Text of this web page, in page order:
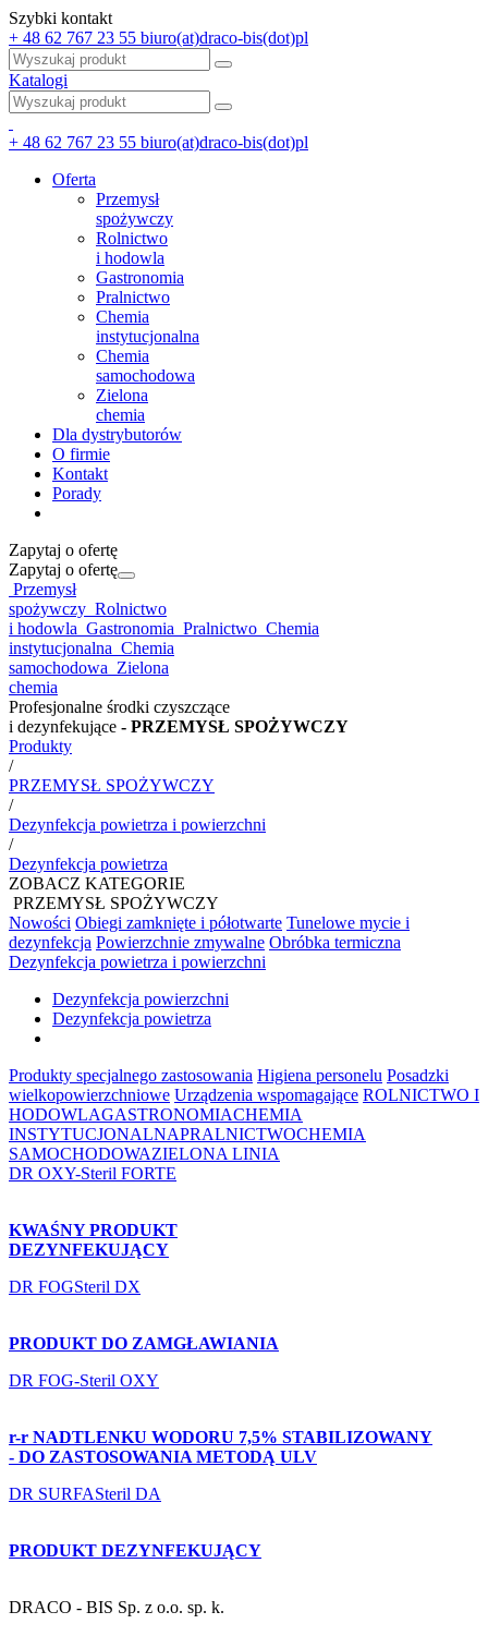
Szybki kontakt
+ 48 62 767 23 55 biuro(at)draco-bis(dot)pl
Katalogi
+ 48 62 767 23 55 biuro(at)draco-bis(dot)pl
Oferta
Przemysł
spożywczy
Rolnictwo
i hodowla
Gastronomia
Pralnictwo
Chemia
instytucjonalna
Chemia
samochodowa
Zielona
chemia
Dla dystrybutorów
O firmie
Kontakt
Porady
Zapytaj o ofertę
Zapytaj o ofertę
Przemysł
spożywczy Rolnictwo
i hodowla Gastronomia Pralnictwo Chemia
instytucjonalna Chemia
samochodowa Zielona
chemia
Profesjonalne środki czyszczące
i dezynfekujące - PRZEMYSŁ SPOŻYWCZY
Produkty
/
PRZEMYSŁ SPOŻYWCZY
/
Dezynfekcja powietrza i powierzchni
/
Dezynfekcja powietrza
ZOBACZ KATEGORIE
PRZEMYSŁ SPOŻYWCZY
Nowości Obiegi zamknięte i półotwarte Tunelowe mycie i
dezynfekcja Powierzchnie zmywalne Obróbka termiczna
Dezynfekcja powietrza i powierzchni
Dezynfekcja powierzchni
Dezynfekcja powietrza
Produkty specjalnego zastosowania Higiena personelu Posadzki
wielkopowierzchniowe Urządzenia wspomagające ROLNICTWO I
HODOWLAGASTRONOMIACHEMIA
INSTYTUCJONALNAPRALNICTWOCHEMIA
SAMOCHODOWAZIELONA LINIA
DR OXY-Steril FORTE
KWAŚNY PRODUKT
DEZYNFEKUJĄCY
DR FOGSteril DX
PRODUKT DO ZAMGŁAWIANIA
DR FOG-Steril OXY
r-r NADTLENKU WODORU 7,5% STABILIZOWANY
- DO ZASTOSOWANIA METODĄ ULV
DR SURFASteril DA
PRODUKT DEZYNFEKUJĄCY
DRACO - BIS Sp. z o.o. sp. k.